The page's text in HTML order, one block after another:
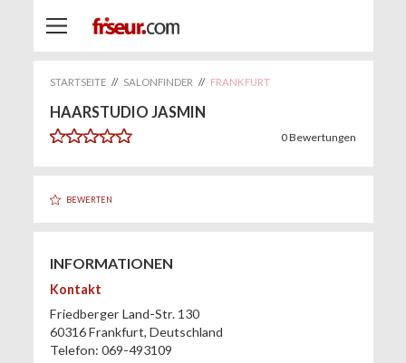
STARTSEITE // SALONFINDER // FRANKFURT
HAARSTUDIO JASMIN
0Bewertungen
BEWERTEN
INFORMATIONEN
Kontakt
Friedberger Land-Str. 130
60316Frankfurt, Deutschland
Telefon: 069-493109